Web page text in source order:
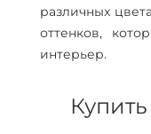
различных
оттенков,
интерьер.